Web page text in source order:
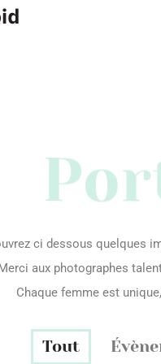
ci dessous quelques
aux photographes
Chaque femme est
Tout